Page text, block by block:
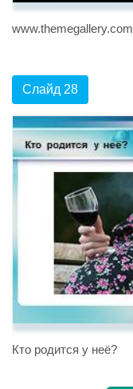
www.themegallery.com
Слайд 28
Кто родится у неё?